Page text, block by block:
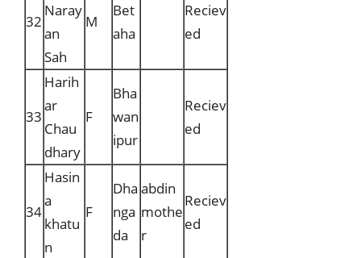
32
Naray
an
Sah
M
Bet
aha
Reciev
ed
33
Harih
ar
Chau
dhary
F
Bha
wan
ipur
Reciev
ed
34
Hasin
a
khatu
n
F
Dha
nga
da
abdin
mothe
r
Reciev
ed